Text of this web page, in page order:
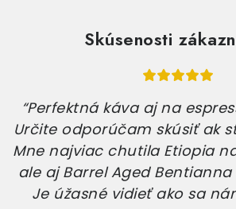
Skúsenosti
“Perfektná káva aj na
Určite odporúčam skúsiť ak
Mne najviac chutila Etiopia
ale aj Barrel Aged Bentianna
Je úžasné vidieť ako sa